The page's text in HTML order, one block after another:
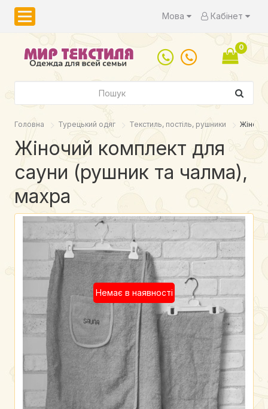
Мова Кабінет
0
Головна Турецький одяг Текстиль, постіль, рушники
Жіночий комплект для
сауни (рушник та чалма),
махра
Немає в наявності